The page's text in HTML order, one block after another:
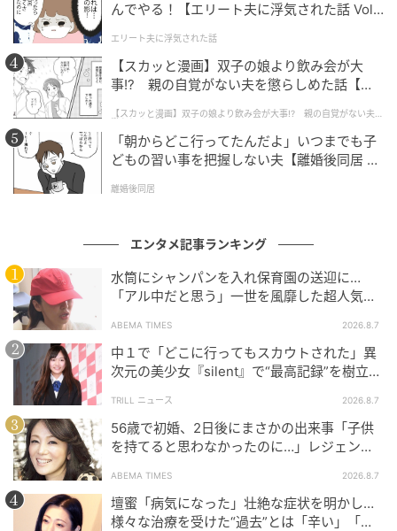
んでやる！【エリート夫に浮気された話 Vol.
エリート夫に浮気された話
【スカッと漫画】双子の娘より飲み会が大
事!? 親の自覚がない夫を懲らしめた話【第1
【スカッと漫画】双子の娘より飲み会が大事!? 親の自覚がない夫を
懲らしめた話
「朝からどこ行ってたんだよ」いつまでも子
どもの習い事を把握しない夫【離婚後同居 Vo
離婚後同居
エンタメ記事ランキング
水筒にシャンパンを入れ保育園の送迎に…
「アル中だと思う」一世を風靡した超人気タ
ABEMA TIMES 2026.8.7
中１で「どこに行ってもスカウトされた」異
次元の美少女『silent』で“最高記録”を樹立し
TRILL ニュース 2026.8.7
56歳で初婚、2日後にまさかの出来事「子供
を持てると思わなかったのに…」レジェンド
ABEMA TIMES 2026.8.7
壇蜜「病気になった」壮絶な症状を明かし…
様々な治療を受けた“過去”とは「辛い」「苦